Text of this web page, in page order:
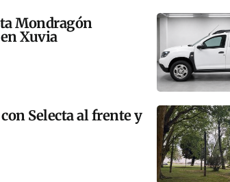
Mondragón
Xuvia
Selecta al frente y